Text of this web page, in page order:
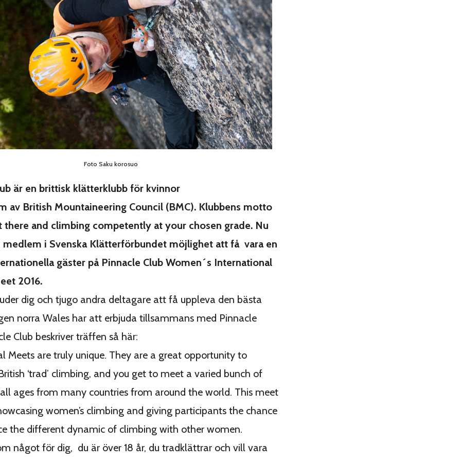
Foto Saku korosuo
är en brittisk klätterklubb för kvinnor
av British Mountaineering Council (BMC). Klubbens motto
there and climbing competently at your chosen grade. Nu
medlem i Svenska Klätterförbundet möjlighet att få vara en
gäster på Pinnacle Club Women´s International
2016.
dig och tjugo andra deltagare att få uppleva den bästa
norra Wales har att erbjuda tillsammans med Pinnacle
Club beskriver träffen så här:
Meets are truly unique. They are a great opportunity to
‘trad’ climbing, and you get to meet a varied bunch of
ages from many countries from around the world. This meet
women’s climbing and giving participants the chance
the different dynamic of climbing with other women.
något för dig, du är över 18 år, du tradklättrar och vill vara